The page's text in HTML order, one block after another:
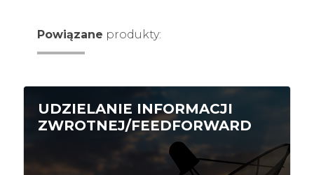
Powiązane produkty:
UDZIELANIE INFORMACJI
ZWROTNEJ/FEEDFORWARD